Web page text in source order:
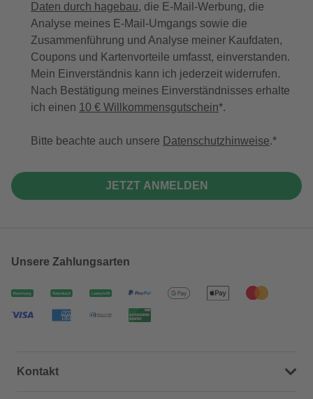
Daten durch hagebau, die E-Mail-Werbung, die
Analyse meines E-Mail-Umgangs sowie die
Zusammenführung und Analyse meiner Kaufdaten,
Coupons und Kartenvorteile umfasst, einverstanden.
Mein Einverständnis kann ich jederzeit widerrufen.
Nach Bestätigung meines Einverständnisses erhalte
ich einen 10 € Willkommensgutschein*.
Bitte beachte auch unsere Datenschutzhinweise.
JETZT ANMELDEN
Unsere Zahlungsarten
Kontakt